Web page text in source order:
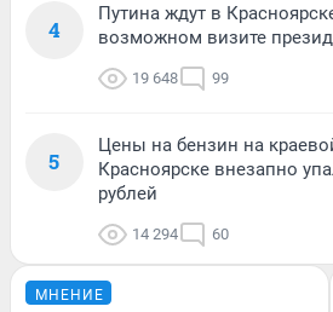
4
Путина ждут в
возможном визите
19 648 99
5
Цены на бензин на
Красноярске внезапно
рублей
14 294 60
МНЕНИЕ